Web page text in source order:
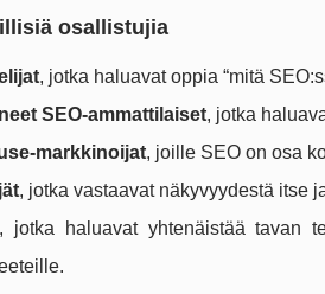
osallistujia
, jotka haluavat oppia “mitä
SEO-ammattilaiset, jotka
markkinoijat, joille SEO on osa
, jotka vastaavat näkyvyydestä itse
, jotka haluavat yhtenäistää tavan